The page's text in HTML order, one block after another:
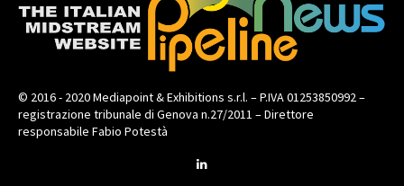
© 2016 - 2020 Mediapoint & Exhibitions s.r.l. – P.IVA 01253850992 –
registrazione tribunale di Genova n.27/2011 – Direttore
responsabile Fabio Potestà